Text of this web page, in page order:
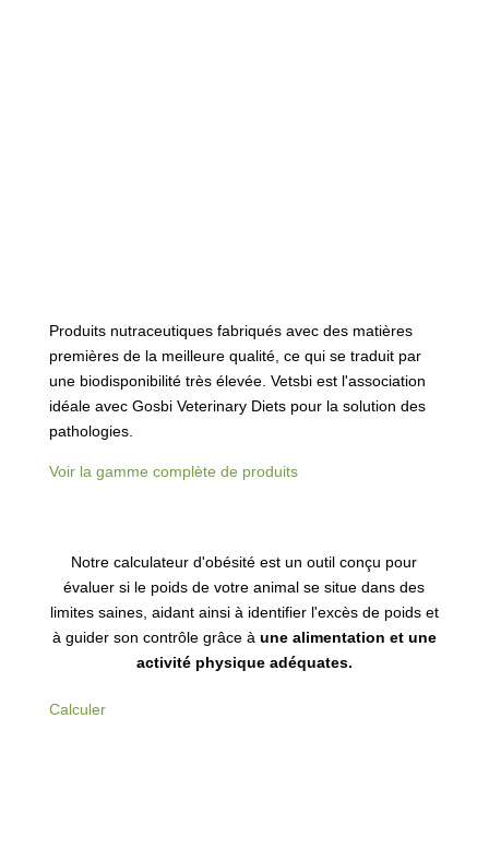
Produits nutraceutiques fabriqués avec des matières
premières de la meilleure qualité, ce qui se traduit par
une biodisponibilité très élevée. Vetsbi est l'association
idéale avec Gosbi Veterinary Diets pour la solution des
pathologies.
Voir la gamme complète de produits
Notre calculateur d'obésité est un outil conçu pour
évaluer si le poids de votre animal se situe dans des
limites saines, aidant ainsi à identifier l'excès de poids et
à guider son contrôle grâce à une alimentation et une
activité physique adéquates.
Calculer